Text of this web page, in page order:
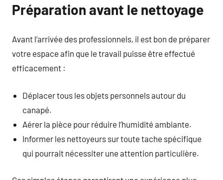
Préparation avant le nettoyage
Avant l’arrivée des professionnels, il est bon de préparer
votre espace afin que le travail puisse être effectué
efficacement :
Déplacer tous les objets personnels autour du
canapé.
Aérer la pièce pour réduire l’humidité ambiante.
Informer les nettoyeurs sur toute tache spécifique
qui pourrait nécessiter une attention particulière.